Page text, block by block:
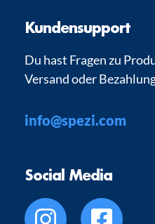
Kundensupport
Du hast Fragen zu
Versand oder
info@spezi.com
Social Media